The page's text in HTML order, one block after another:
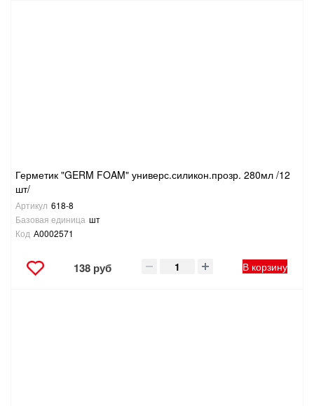
Герметик "GERM FOAM" универс.силикон.прозр. 280мл /12
шт/
Артикул 618-8
Базовая единица шт
Код А0002571
138 руб В корзину